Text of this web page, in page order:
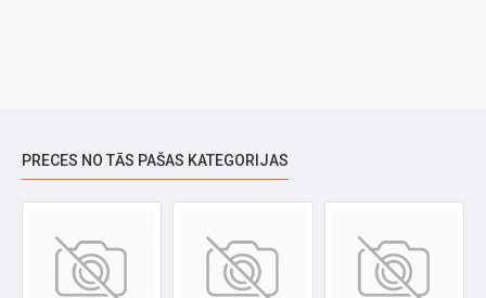
PRECES NO TĀS PAŠAS KATEGORIJAS